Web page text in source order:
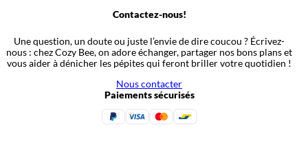
Contactez-nous!
Une question, un doute ou juste l’envie de dire coucou ? Écrivez-
nous : chez Cozy Bee, on adore échanger, partager nos bons plans et
vous aider à dénicher les pépites qui feront briller votre quotidien !
Nous contacter
Paiements sécurisés